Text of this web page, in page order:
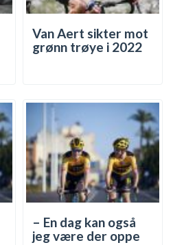
Van Aert sikter mot
grønn trøye i 2022
– En dag kan også
jeg være der oppe